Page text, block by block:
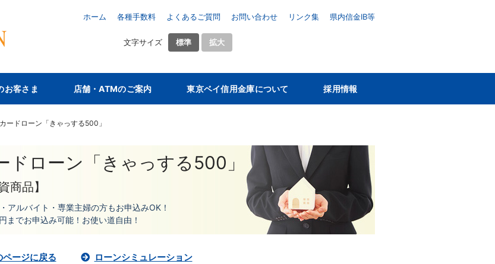
ホーム 各種手数料 よくあるご質問 お問い合わせ リンク集 県内信金IB等
文字サイズ 標準 拡大
お客さま 店舗・ATMのご案内 東京ベイ信用金庫について 採用情報
カードローン「きゃっする500」
ドローン「きゃっする500」
商品】
アルバイト・専業主婦の方もお申込みOK！
までお申込み可能！お使い道自由！
ページに戻る ローンシミュレーション